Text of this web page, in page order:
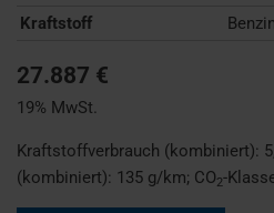
Kraftstoff
Benzin
27.887 €
19% MwSt.
Kraftstoffverbrauch (kombiniert):
(kombiniert): 135 g/km; CO2-